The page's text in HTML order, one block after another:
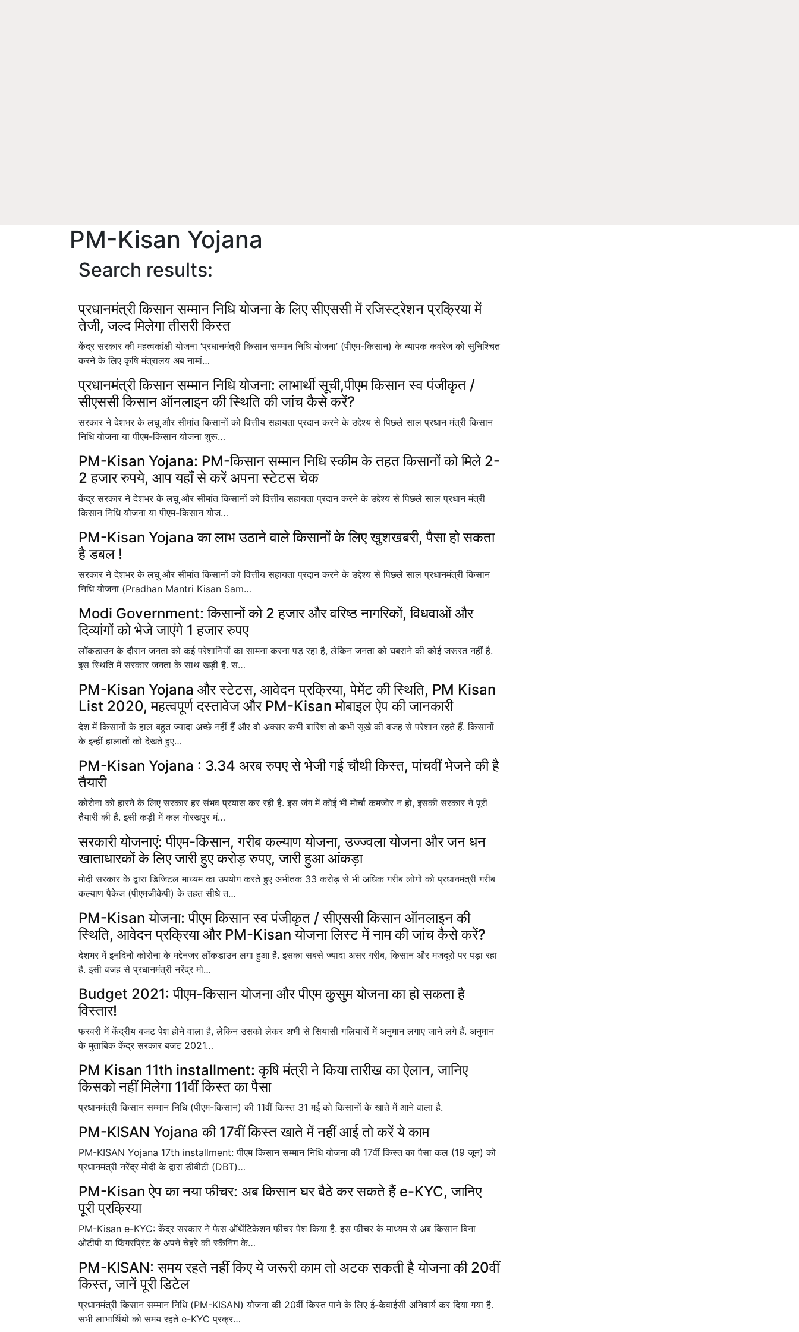
PM-Kisan Yojana
Search results:
प्रधानमंत्री किसान सम्मान निधि योजना के लिए सीएससी में रजिस्ट्रेशन प्रक्रिया में
तेजी, जल्द मिलेगा तीसरी किस्त
केंद्र सरकार की महत्वकांक्षी योजना ‘प्रधानमंत्री किसान सम्मान निधि योजना’ (पीएम-किसान) के व्यापक कवरेज को सुनिश्चित
करने के लिए कृषि मंत्रालय अब नामां…
प्रधानमंत्री किसान सम्मान निधि योजना: लाभार्थी सूची,पीएम किसान स्व पंजीकृत /
सीएससी किसान ऑनलाइन की स्थिति की जांच कैसे करें?
सरकार ने देशभर के लघु और सीमांत किसानों को वित्तीय सहायता प्रदान करने के उद्देश्य से पिछले साल प्रधान मंत्री किसान
निधि योजना या पीएम-किसान योजना शुरू…
PM-Kisan Yojana: PM-किसान सम्मान निधि स्कीम के तहत किसानों को मिले 2-
2 हजार रुपये, आप यहाँ से करें अपना स्टेटस चेक
केंद्र सरकार ने देशभर के लघु और सीमांत किसानों को वित्तीय सहायता प्रदान करने के उद्देश्य से पिछले साल प्रधान मंत्री
किसान निधि योजना या पीएम-किसान योज…
PM-Kisan Yojana का लाभ उठाने वाले किसानों के लिए खुशखबरी, पैसा हो सकता
है डबल !
सरकार ने देशभर के लघु और सीमांत किसानों को वित्तीय सहायता प्रदान करने के उद्देश्य से पिछले साल प्रधानमंत्री किसान
निधि योजना (Pradhan Mantri Kisan Sam…
Modi Government: किसानों को 2 हजार और वरिष्ठ नागरिकों, विधवाओं और
दिव्यांगों को भेजे जाएंगे 1 हजार रुपए
लॉकडाउन के दौरान जनता को कई परेशानियों का सामना करना पड़ रहा है, लेकिन जनता को घबराने की कोई जरूरत नहीं है.
इस स्थिति में सरकार जनता के साथ खड़ी है. स…
PM-Kisan Yojana और स्टेटस, आवेदन प्रक्रिया, पेमेंट की स्थिति, PM Kisan
List 2020, महत्वपूर्ण दस्तावेज और PM-Kisan मोबाइल ऐप की जानकारी
देश में किसानों के हाल बहुत ज्यादा अच्छे नहीं हैं और वो अक्सर कभी बारिश तो कभी सूखे की वजह से परेशान रहते हैं. किसानों
के इन्हीं हालातों को देखते हुए…
PM-Kisan Yojana : 3.34 अरब रुपए से भेजी गई चौथी किस्त, पांचवीं भेजने की है
तैयारी
कोरोना को हारने के लिए सरकार हर संभव प्रयास कर रही है. इस जंग में कोई भी मोर्चा कमजोर न हो, इसकी सरकार ने पूरी
तैयारी की है. इसी कड़ी में कल गोरखपुर मं…
सरकारी योजनाएं: पीएम-किसान, गरीब कल्याण योजना, उज्ज्वला योजना और जन धन
खाताधारकों के लिए जारी हुए करोड़ रुपए, जारी हुआ आंकड़ा
मोदी सरकार के द्वारा डिजिटल माध्यम का उपयोग करते हुए अभीतक 33 करोड़ से भी अधिक गरीब लोगों को प्रधानमंत्री गरीब
कल्याण पैकेज (पीएमजीकेपी) के तहत सीधे त…
PM-Kisan योजना: पीएम किसान स्व पंजीकृत / सीएससी किसान ऑनलाइन की
स्थिति, आवेदन प्रक्रिया और PM-Kisan योजना लिस्ट में नाम की जांच कैसे करें?
देशभर में इनदिनों कोरोना के मद्देनजर लॉकडाउन लगा हुआ है. इसका सबसे ज्यादा असर गरीब, किसान और मजदूरों पर पड़ा रहा
है. इसी वजह से प्रधानमंत्री नरेंद्र मो…
Budget 2021: पीएम-किसान योजना और पीएम कुसुम योजना का हो सकता है
विस्तार!
फरवरी में केंद्रीय बजट पेश होने वाला है, लेकिन उसको लेकर अभी से सियासी गलियारों में अनुमान लगाए जाने लगे हैं. अनुमान
के मुताबिक केंद्र सरकार बजट 2021…
PM Kisan 11th installment: कृषि मंत्री ने किया तारीख का ऐलान, जानिए
किसको नहीं मिलेगा 11वीं किस्त का पैसा
प्रधानमंत्री किसान सम्मान निधि (पीएम-किसान) की 11वीं किस्त 31 मई को किसानों के खाते में आने वाला है.
PM-KISAN Yojana की 17वीं किस्त खाते में नहीं आई तो करें ये काम
PM-KISAN Yojana 17th installment: पीएम किसान सम्मान निधि योजना की 17वीं किस्त का पैसा कल (19 जून) को
प्रधानमंत्री नरेंद्र मोदी के द्वारा डीबीटी (DBT)…
PM-Kisan ऐप का नया फीचर: अब किसान घर बैठे कर सकते हैं e-KYC, जानिए
पूरी प्रक्रिया
PM-Kisan e-KYC: केंद्र सरकार ने फेस ऑथेंटिकेशन फीचर पेश किया है. इस फीचर के माध्यम से अब किसान बिना
ओटीपी या फिंगरप्रिंट के अपने चेहरे की स्कैनिंग के…
PM-KISAN: समय रहते नहीं किए ये जरूरी काम तो अटक सकती है योजना की 20वीं
किस्त, जानें पूरी डिटेल
प्रधानमंत्री किसान सम्मान निधि (PM-KISAN) योजना की 20वीं किस्त पाने के लिए ई-केवाईसी अनिवार्य कर दिया गया है.
सभी लाभार्थियों को समय रहते e-KYC प्रक्र…